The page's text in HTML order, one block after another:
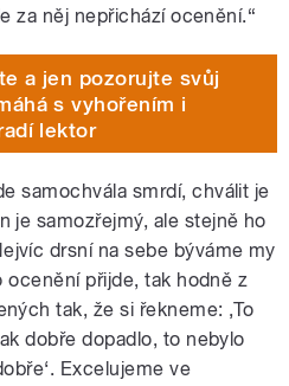
za něj nepřichází ocenění.“
a jen pozorujte svůj
s vyhořením i
lektor
samochvála smrdí, chválit je
je samozřejmý, ale stejně ho
drsní na sebe býváme my
přijde, tak hodně z
tak, že si řekneme: ‚To
dobře dopadlo, to nebylo
Excelujeme ve